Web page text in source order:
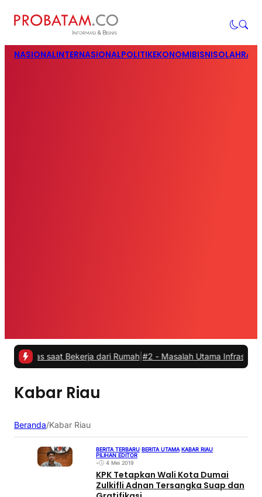
NASIONALINTERNASIONALPOLITIKEKONOMIBISNIS
saat Bekerja dari Rumah| #2 -Masalah Utama Infrastruktur
Kabar Riau
Beranda/Kabar Riau
BERITA TERBARU BERITA UTAMA KABAR RIAU
PILIHAN EDITOR
•
4 Mei 2019
KPK Tetapkan Wali Kota Dumai
Zulkifli Adnan Tersangka Suap dan